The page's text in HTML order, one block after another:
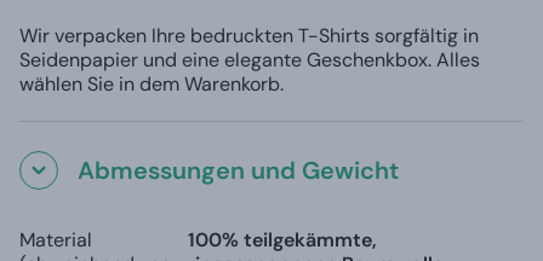
Wir verpacken Ihre bedruckten T-Shirts sorgfältig in
Seidenpapier und eine elegante Geschenkbox. Alles
wählen Sie in dem Warenkorb.
Abmessungen und Gewicht
Material
100% teilgekämmte,